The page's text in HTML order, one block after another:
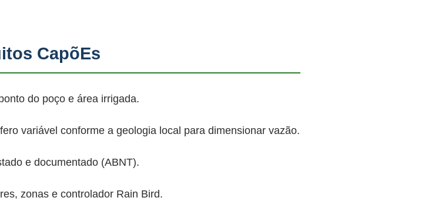
CapõEs
do poço e área irrigada.
variável conforme a geologia local para dimensionar vazão.
e documentado (ABNT).
zonas e controlador Rain Bird.